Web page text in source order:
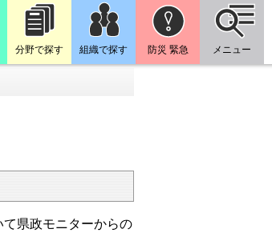
分野で探す 組織で探す 防災 緊急 メニュー
県政モニターからの